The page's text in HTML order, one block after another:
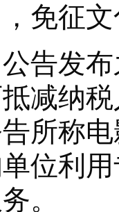
免征
发布
减纳
所称
位利
。